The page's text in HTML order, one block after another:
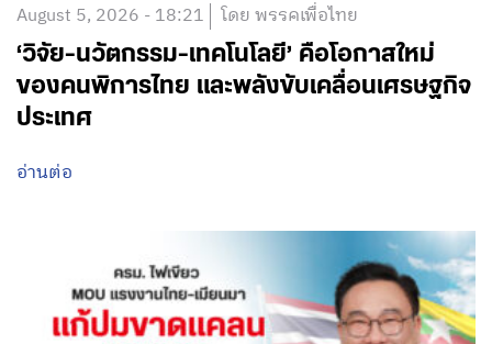
August 5, 2026 - 18:21 โดย พรรคเพื่อไทย
‘วิจัย-นวัตกรรม-เทคโนโลยี’ คือโอกาสใหม่
ของคนพิการไทย และพลังขับเคลื่อนเศรษฐกิจ
ประเทศ
อ่านต่อ